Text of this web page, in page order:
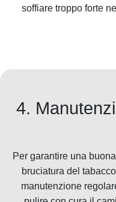
soffiare troppo forte
4.
Per garantire una
bruciatura del
manutenzione